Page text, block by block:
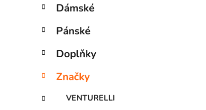
r
n
n
í
p
n
o
i
Dámské
Pánské
Doplňky
Značky
VENTURELLI